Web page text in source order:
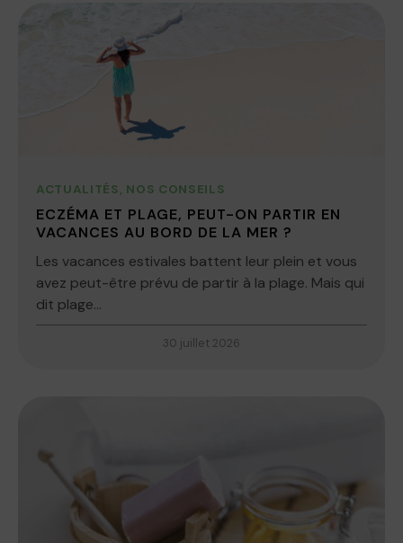
ACTUALITÉS, NOS CONSEILS
ECZÉMA ET PLAGE, PEUT-ON PARTIR EN
VACANCES AU BORD DE LA MER ?
Les vacances estivales battent leur plein et vous
avez peut-être prévu de partir à la plage. Mais qui
dit plage...
30 juillet 2026